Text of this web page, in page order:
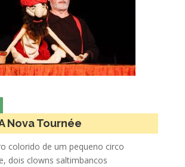
Nova Tournée
colorido de um pequeno circo
dois clowns saltimbancos